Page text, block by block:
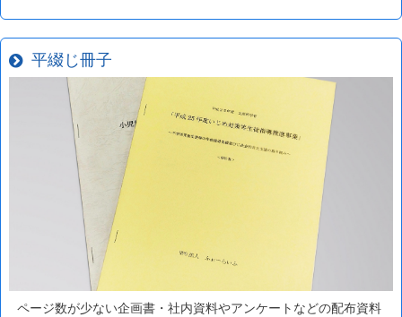
平綴じ冊子
ページ数が少ない企画書・社内資料やアンケートなどの配布資料